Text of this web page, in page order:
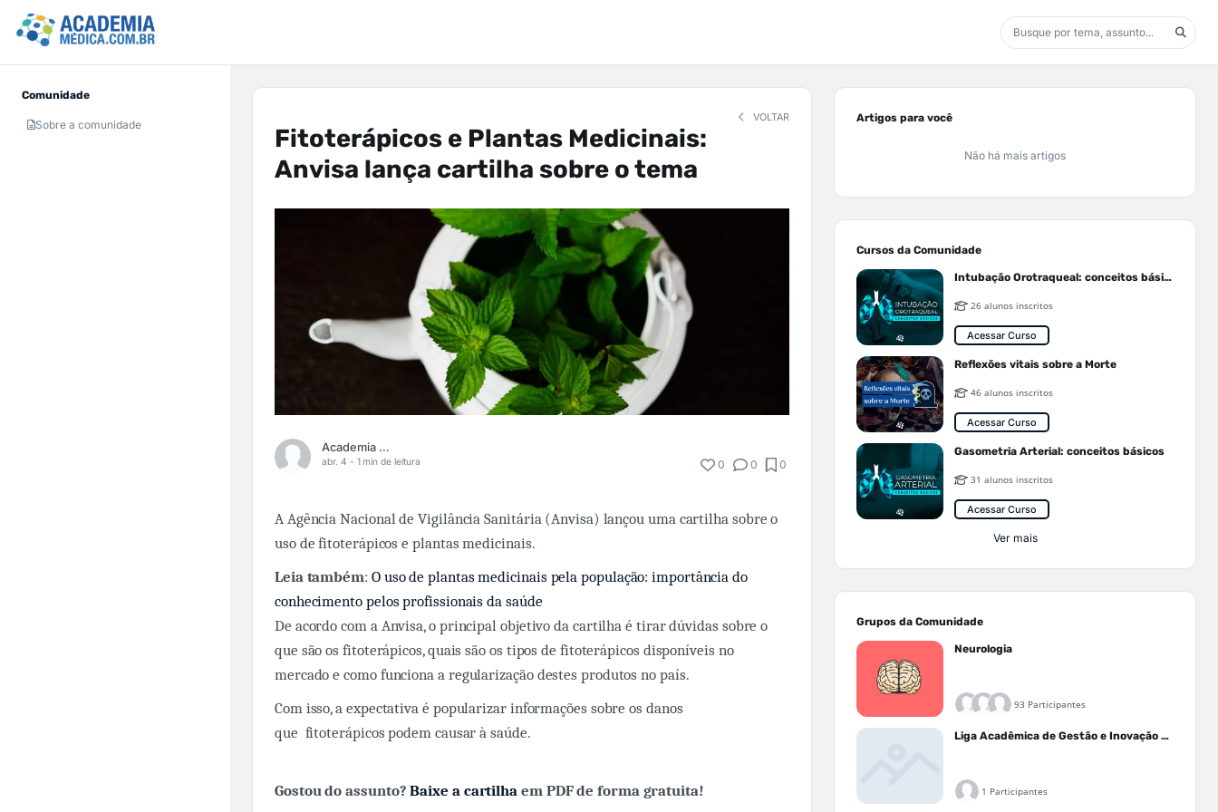
Comunidade
Sobre a comunidade
VOLTAR
Fitoterápicos e Plantas Medicinais:
Anvisa lança cartilha sobre o tema
Academia Médica
abr. 4 - 1 min de leitura 0 0 0
A Agência Nacional de Vigilância Sanitária (Anvisa) lançou uma cartilha sobre o
uso de fitoterápicos e plantas medicinais.
Leia também: O uso de plantas medicinais pela população: importância do
conhecimento pelos profissionais da saúde
De acordo com a Anvisa, o principal objetivo da cartilha é tirar dúvidas sobre o
que são os fitoterápicos, quais são os tipos de fitoterápicos disponíveis no
mercado e como funciona a regularização destes produtos no país.
Com isso, a expectativa é popularizar informações sobre os danos
que fitoterápicos podem causar à saúde.
Gostou do assunto?Baixe a cartilha em PDF de forma gratuita!
Artigos para você
Não há mais artigos
Cursos da Comunidade
Intubação Orotraqueal: conceitos básicos
26 alunos inscritos
Acessar Curso
Reflexões vitais sobre a Morte
46 alunos inscritos
Acessar Curso
Gasometria Arterial: conceitos básicos
31 alunos inscritos
Acessar Curso
Ver mais
Grupos da Comunidade
Neurologia
93 Participantes
Liga Acadêmica de Gestão e Inovação Médica - LAGIM
1 Participantes